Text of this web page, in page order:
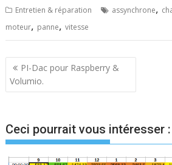
Entretien & réparation assynchrone,
moteur, panne,vitesse
Navigation
de
PI-Dac pour Raspberry &
Volumio.
Ceci pourrait vous intéresser :